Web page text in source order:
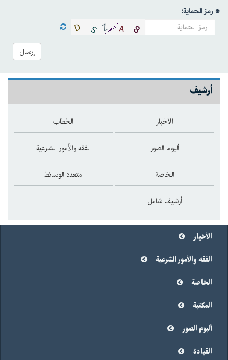
* رمز الحماية:
إرسال
أرشيف
الأخبار الخطاب
ألبوم الصور الفقه والأمور الشرعية
الخاصة متعدد الوسائط
أرشيف شامل
الأخبار
الفقه والأمور الشرعية
الخاصة
المكتبة
ألبوم الصور
القيادة